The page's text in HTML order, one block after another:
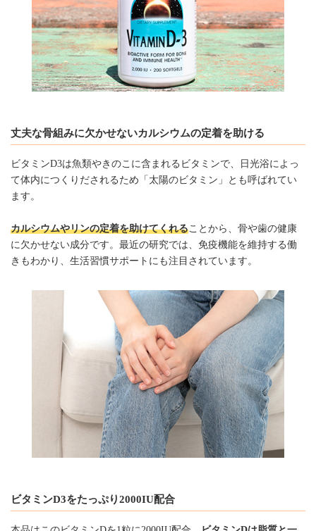
丈夫な骨組みに欠かせないカルシウムの定着を助ける
ビタミンD3は魚類やきのこに含まれるビタミンで、日光浴によっ
て体内につくりだされるため「太陽のビタミン」とも呼ばれてい
ます。
カルシウムやリンの定着を助けてくれることから、骨や歯の健康
に欠かせない成分です。最近の研究では、免疫機能を維持する働
きもわかり、生活習慣サポートにも注目されています。
ビタミンD3をたっぷり2000IU配合